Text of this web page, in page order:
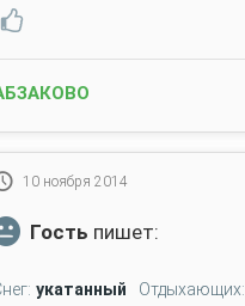
10 ноября 2014
Гость пишет:
укатанный Отдыхающих: